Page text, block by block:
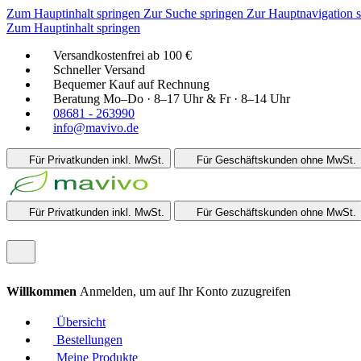
Zum Hauptinhalt springen Zur Suche springen Zur Hauptnavigation
Zum Hauptinhalt springen
Versandkostenfrei ab 100 €
Schneller Versand
Bequemer Kauf auf Rechnung
Beratung Mo–Do · 8–17 Uhr & Fr · 8–14 Uhr
08681 - 263990
info@mavivo.de
Für Privatkunden inkl. MwSt. Für Geschäftskunden ohne MwSt.
Für Privatkunden inkl. MwSt. Für Geschäftskunden ohne MwSt.
Willkommen Anmelden, um auf Ihr Konto zuzugreifen
Übersicht
Bestellungen
Meine Produkte